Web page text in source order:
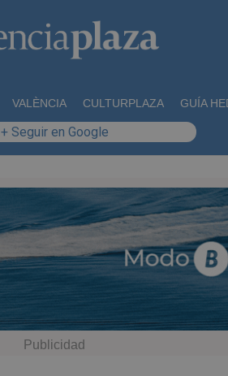
VALÈNCIA CULTURPLAZA GUÍA
+ Seguir en Google